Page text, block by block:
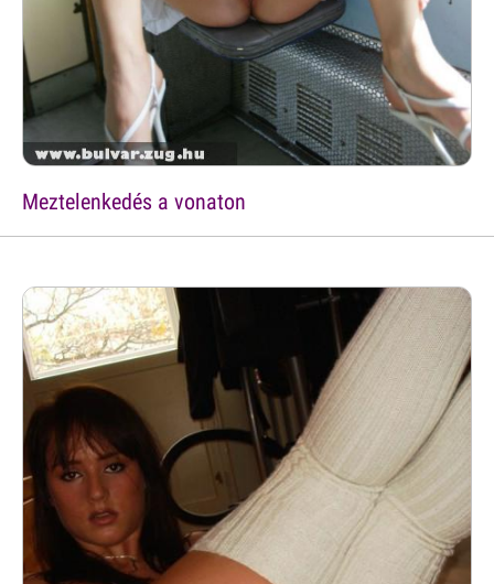
Meztelenkedés a vonaton